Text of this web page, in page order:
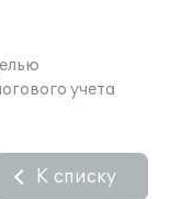
учета
К списку